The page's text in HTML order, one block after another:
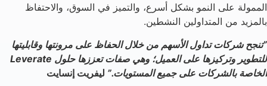
الممولة على النمو بشكل أسرع، والتميز في السوق، والاحتفاظ
بالمزيد من المتداولين النشطين.
”تنجح شركات تداول الأسهم من خلال الحفاظ على مرونتها وقابليتها
للتطوير وتركيزها على العميل؛ وهي صفات تعززها حلول Leverate
الخاصة بالشركات على جميع المستويات.” ليفريت إنسايت